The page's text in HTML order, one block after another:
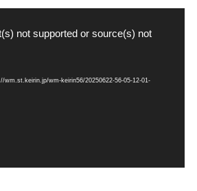
not supported or source(s) not
wm.st.keirin.jp/wm-keirin56/20250622-56-05-12-01-